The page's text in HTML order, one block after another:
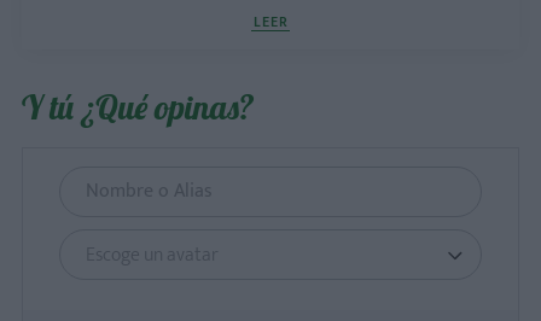
LEER
Y tú ¿Qué opinas?
Escoge un avatar